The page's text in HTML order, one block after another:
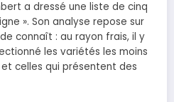
a dressé une liste de cinq
». Son analyse repose sur
connaît : au rayon frais, il y
les variétés les moins
celles qui présentent des